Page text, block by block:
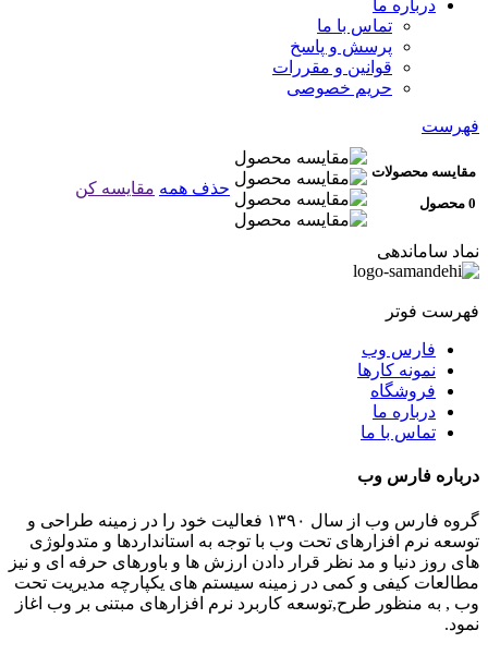
درباره ما
تماس با ما
پرسش و پاسخ
قوانین و مقررات
حریم خصوصی
فهرست
مقایسه محصولات
0 محصول
حذف همه مقایسه کن
نماد ساماندهی
فهرست فوتر
فارس وب
نمونه کارها
فروشگاه
درباره ما
تماس با ما
درباره فارس وب
گروه فارس وب از سال ۱۳۹۰ فعالیت خود را در زمینه طراحی و
توسعه نرم افزارهای تحت وب با توجه به استانداردها و متدولوژی
های روز دنیا و مد نظر قرار دادن ارزش ها و باورهای حرفه ای و نیز
مطالعات کیفی و کمی در زمینه سیستم های یکپارچه مدیریت تحت
وب , به منظور طرح,توسعه کاربرد نرم افزارهای مبتنی بر وب اغاز
نمود.